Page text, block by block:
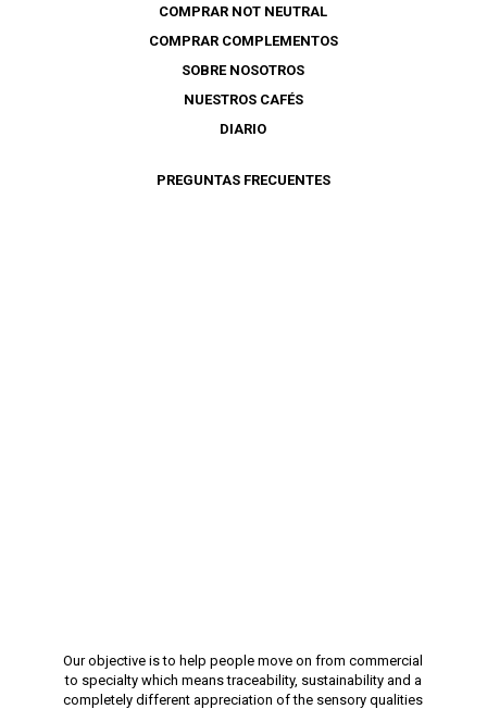
COMPRAR NOT NEUTRAL
COMPRAR COMPLEMENTOS
SOBRE NOSOTROS
NUESTROS CAFÉS
DIARIO
PREGUNTAS FRECUENTES
Our objective is to help people move on from commercial
to specialty which means traceability, sustainability and a
completely different appreciation of the sensory qualities